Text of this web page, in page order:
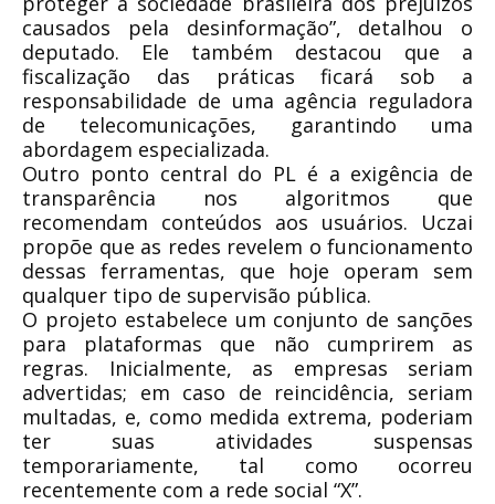
causados pela desinformação”, detalhou o
deputado. Ele também destacou que a
fiscalização das práticas ficará sob a
responsabilidade de uma agência reguladora
de telecomunicações, garantindo uma
abordagem especializada.
Outro ponto central do PL é a exigência de
transparência nos algoritmos que
recomendam conteúdos aos usuários. Uczai
propõe que as redes revelem o funcionamento
dessas ferramentas, que hoje operam sem
qualquer tipo de supervisão pública.
O projeto estabelece um conjunto de sanções
para plataformas que não cumprirem as
regras. Inicialmente, as empresas seriam
advertidas; em caso de reincidência, seriam
multadas, e, como medida extrema, poderiam
ter suas atividades suspensas
temporariamente, tal como ocorreu
recentemente com a rede social “X”.